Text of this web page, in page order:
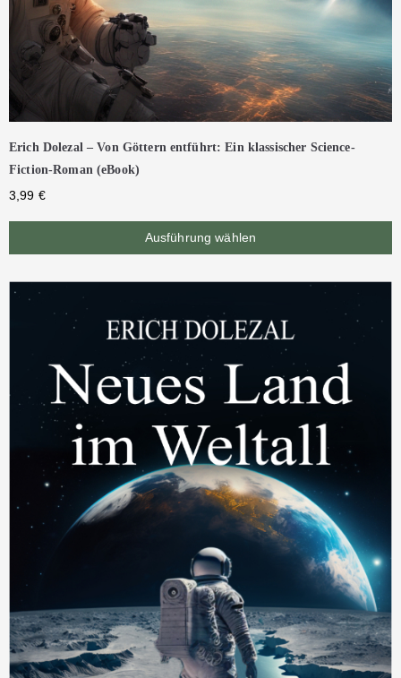
Erich Dolezal – Von Göttern entführt: Ein klassischer Science-
Fiction-Roman (eBook)
3,99 €
Ausführung wählen